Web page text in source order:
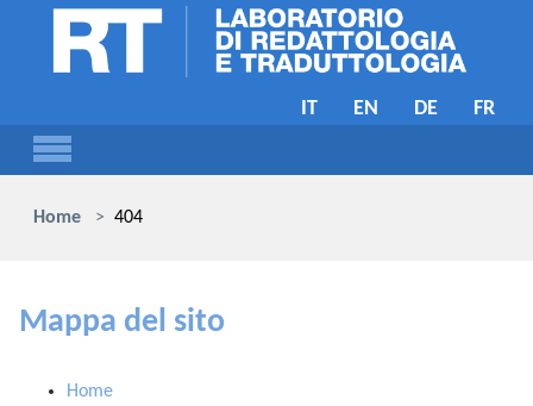
Skip to main content
IT EN DE FR
Home
404
Mappa del sito
Home